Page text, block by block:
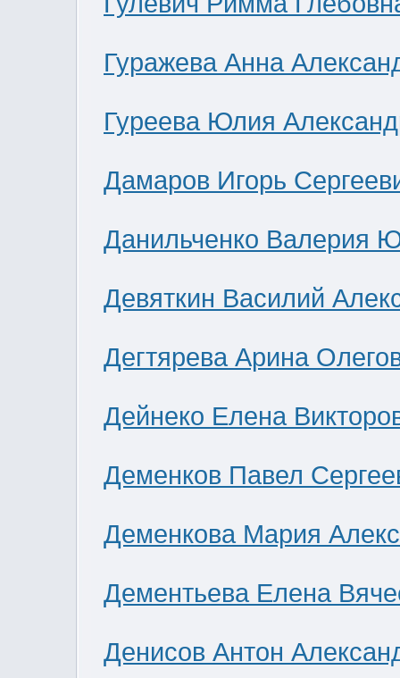
Гуражева Анна
Гуреева Юлия
Дамаров Игорь
Данильченко Валерия
Девяткин Василий
Дегтярева Арина
Дейнеко Елена
Деменков Павел
Деменкова Мария
Дементьева Елена
Денисов Антон